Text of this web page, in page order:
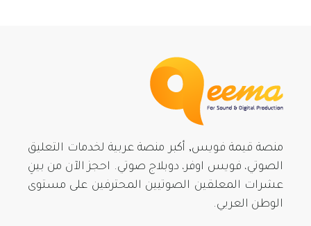
منصة قيمة فويس, أكبر منصة عربية لخدمات التعليق
الصوتي، فويس اوفر، دوبلاج صوتي. احجز الآن من بينِ
عشرات المعلقين الصوتيين المحترفين على مستوى
الوطن العربي.